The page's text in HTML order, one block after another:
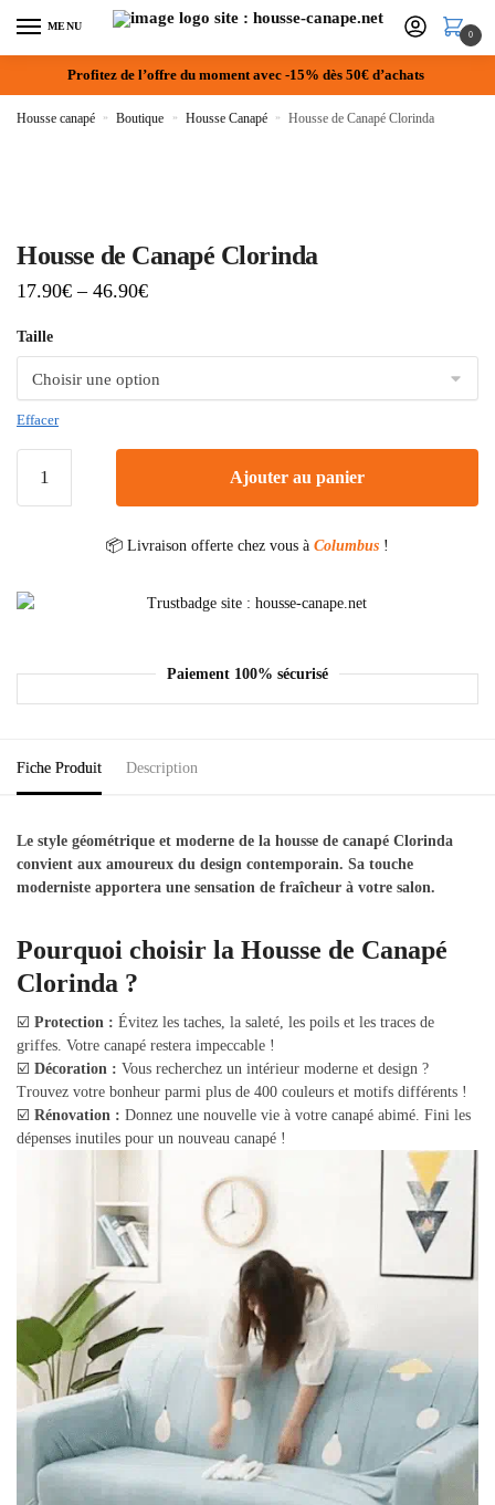
MENU
0
Profitez de l’offre du moment avec -15% dès 50€ d’achats
Housse canapé » Boutique » Housse Canapé » Housse de Canapé Clorinda
Housse de Canapé Clorinda
17.90€ – 46.90€
Taille
Effacer
Ajouter au panier
📦 Livraison offerte chez vous à Columbus !
Paiement 100% sécurisé
Fiche Produit Description
Le style géométrique et moderne de la housse de canapé Clorinda
convient aux amoureux du design contemporain. Sa touche
moderniste apportera une sensation de fraîcheur à votre salon.
Pourquoi choisir la Housse de Canapé
Clorinda ?
☑️ Protection : Évitez les taches, la saleté, les poils et les traces de
griffes. Votre canapé restera impeccable !
☑️ Décoration : Vous recherchez un intérieur moderne et design ?
Trouvez votre bonheur parmi plus de 400 couleurs et motifs différents !
☑️ Rénovation : Donnez une nouvelle vie à votre canapé abimé. Fini les
dépenses inutiles pour un nouveau canapé !